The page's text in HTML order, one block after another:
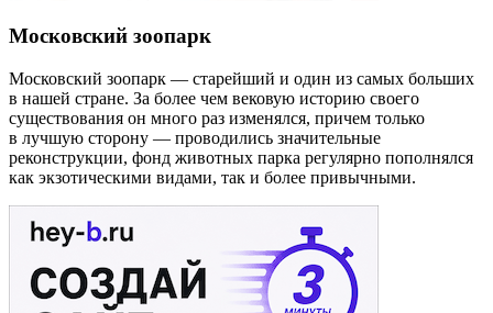
Московский зоопарк
Московский зоопарк — старейший и один из самых больших
в нашей стране. За более чем вековую историю своего
существования он много раз изменялся, причем только
в лучшую сторону — проводились значительные
реконструкции, фонд животных парка регулярно пополнялся
как экзотическими видами, так и более привычными.